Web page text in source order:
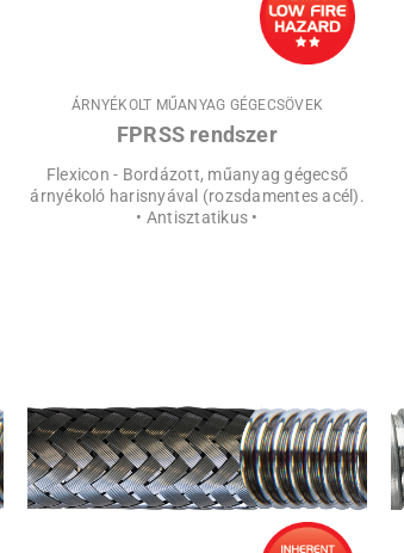
ÁRNYÉKOLT MŰANYAG GÉGECSÖVEK
FPRSS rendszer
Flexicon - Bordázott, műanyag gégecső
árnyékoló harisnyával (rozsdamentes acél).
• Antisztatikus •